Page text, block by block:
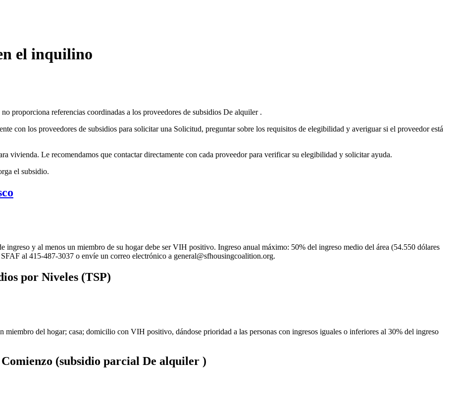
el inquilino
referencias coordinadas a los proveedores de subsidios De alquiler .
con los proveedores de subsidios para solicitar una Solicitud, preguntar sobre los requisitos de elegibilidad y averiguar si el proveedor está
vivienda. Le recomendamos que contactar directamente con cada proveedor para verificar su elegibilidad y solicitar ayuda.
el subsidio.
ingreso y al menos un miembro de su hogar debe ser VIH positivo. Ingreso anual máximo: 50% del ingreso medio del área (54.550 dólares
al 415-487-3037 o envíe un correo electrónico a general@sfhousingcoalition.org.
por Niveles (TSP)
miembro del hogar; casa; domicilio con VIH positivo, dándose prioridad a las personas con ingresos iguales o inferiores al 30% del ingreso
(subsidio parcial De alquiler )